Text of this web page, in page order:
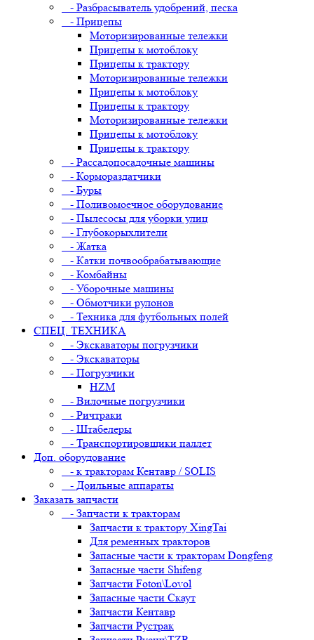
- Разбрасыватель удобрений, песка
- Прицепы
Моторизированные тележки
Прицепы к мотоблоку
Прицепы к трактору
Моторизированные тележки
Прицепы к мотоблоку
Прицепы к трактору
Моторизированные тележки
Прицепы к мотоблоку
Прицепы к трактору
- Рассадопосадочные машины
- Кормораздатчики
- Буры
- Поливомоечное оборудование
- Пылесосы для уборки улиц
- Глубокорыхлители
- Жатка
- Катки почвообрабатывающие
- Комбайны
- Уборочные машины
- Обмотчики рулонов
- Техника для футбольных полей
СПЕЦ. ТЕХНИКА
- Экскаваторы погрузчики
- Экскаваторы
- Погрузчики
HZM
- Вилочные погрузчики
- Ричтраки
- Штабелеры
- Транспортировщики паллет
Доп. оборудование
- к тракторам Кентавр / SOLIS
- Доильные аппараты
Заказать запчасти
- Запчасти к тракторам
Запчасти к трактору XingTai
Для ременных тракторов
Запасные части к тракторам Dongfeng
Запасные части Shifeng
Запчасти Foton\Lovol
Запасные части Скаут
Запчасти Кентавр
Запчасти Рустрак